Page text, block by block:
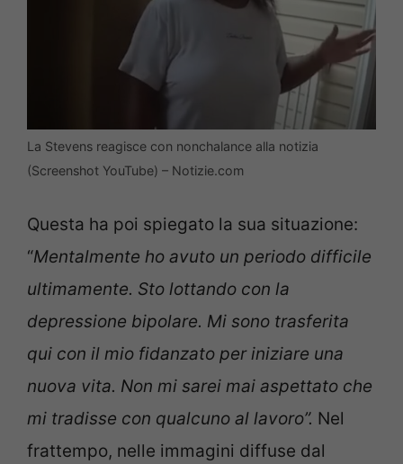
La Stevens reagisce con nonchalance alla notizia
(Screenshot YouTube) – Notizie.com
Questa ha poi spiegato la sua situazione:
“Mentalmente ho avuto un periodo difficile
ultimamente. Sto lottando con la
depressione bipolare. Mi sono trasferita
qui con il mio fidanzato per iniziare una
nuova vita. Non mi sarei mai aspettato che
mi tradisse con qualcuno al lavoro”. Nel
frattempo, nelle immagini diffuse dal